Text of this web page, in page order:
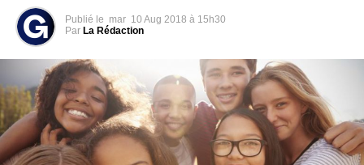
Publié le mar 10 Aug 2018 à 15h30
Par La Rédaction